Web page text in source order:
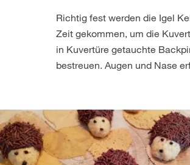
Richtig fest werden die Igel
Zeit gekommen, um die
in Kuvertüre getauchte
bestreuen. Augen und Nase